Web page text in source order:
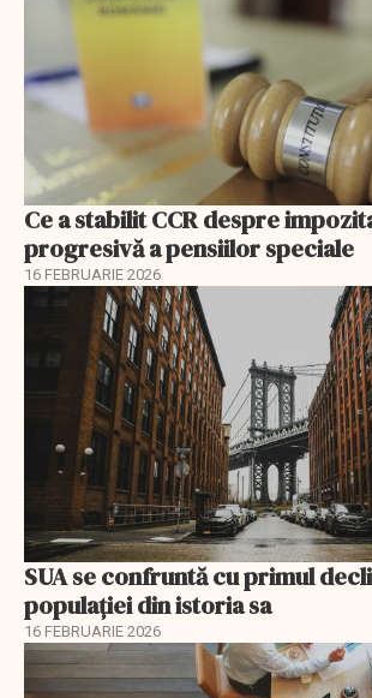
Ce a stabilit CCR despre
progresivă a pensiilor speciale
16 FEBRUARIE 2026
SUA se confruntă cu primul
populației din istoria sa
16 FEBRUARIE 2026